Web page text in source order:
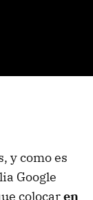
y como es
Google
colocaren